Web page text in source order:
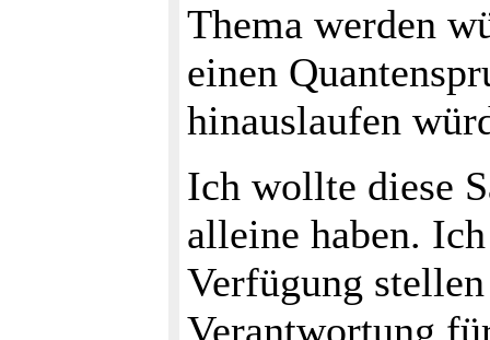
Thema werden
einen
hinauslaufen
Ich wollte diese
alleine haben.
Verfügung
Verantwortung